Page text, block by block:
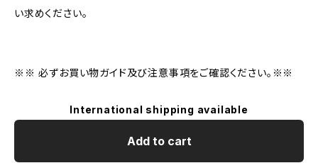
い求めください。
※※ 必ずお買い物ガイド及び注意事項をご確認ください。※※
International shipping available
Add to cart